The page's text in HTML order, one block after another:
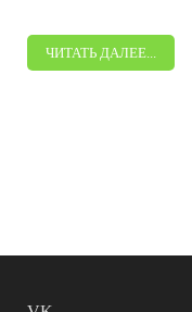
ЧИТАТЬ ДАЛЕЕ...